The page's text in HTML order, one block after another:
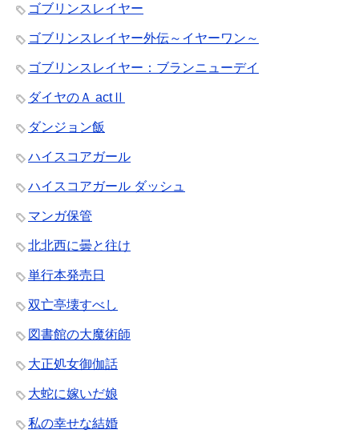
ゴブリンスレイヤー
ゴブリンスレイヤー外伝～イヤーワン～
ゴブリンスレイヤー：ブランニューデイ
ダイヤのＡ actⅡ
ダンジョン飯
ハイスコアガール
ハイスコアガール ダッシュ
マンガ保管
北北西に曇と往け
単行本発売日
双亡亭壊すべし
図書館の大魔術師
大正処女御伽話
大蛇に嫁いだ娘
私の幸せな結婚